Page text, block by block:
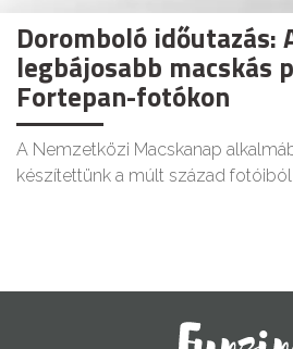
Doromboló időutazás:
legbájosabb macskás
Fortepan-fotókon
A Nemzetközi Macskanap
készítettünk a múlt század fotóiból.